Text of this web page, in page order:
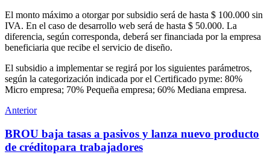
El monto máximo a otorgar por subsidio será de hasta $ 100.000 sin
IVA. En el caso de desarrollo web será de hasta $ 50.000. La
diferencia, según corresponda, deberá ser financiada por la empresa
beneficiaria que recibe el servicio de diseño.
El subsidio a implementar se regirá por los siguientes parámetros,
según la categorización indicada por el Certificado pyme: 80%
Micro empresa; 70% Pequeña empresa; 60% Mediana empresa.
Anterior
BROU baja tasas a pasivos y lanza nuevo producto
de créditopara trabajadores